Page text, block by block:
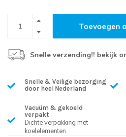
Toevoegen
Snelle verzending!! bekijk
Snelle & Veilige bezorging
door heel Nederland
Vacuüm & gekoeld
verpakt
Dichte verpakking met
koelelementen